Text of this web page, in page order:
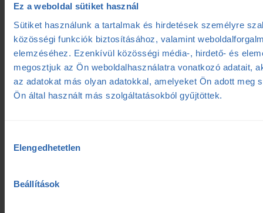
Ez a weboldal sütiket használ
Sütiket használunk a tartalmak és hirdetések személyre
közösségi funkciók biztosításához, valamint
elemzéséhez. Ezenkívül közösségi média-, hirdető- és
megosztjuk az Ön weboldalhasználatra vonatkozó adatait,
az adatokat más olyan adatokkal, amelyeket Ön adott meg
Ön által használt más szolgáltatásokból gyűjtöttek.
kiválasztása
Elengedhetetlen
Beállítások
Sérülések (2)
Sportélettan(37)
Sporttáplálkozás(26)
Teljesítménydiagnosztika(22)
Úszás edzések